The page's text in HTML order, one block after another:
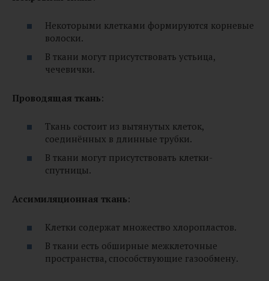
Некоторыми клетками формируются корневые
волоски.
В ткани могут присутствовать устьица,
чечевички.
Проводящая ткань:
Ткань состоит из вытянутых клеток,
соединённых в длинные трубки.
В ткани могут присутствовать клетки-
спутницы.
Ассимиляционная ткань:
Клетки содержат множество хлоропластов.
В ткани есть обширные межклеточные
пространства, способствующие газообмену.